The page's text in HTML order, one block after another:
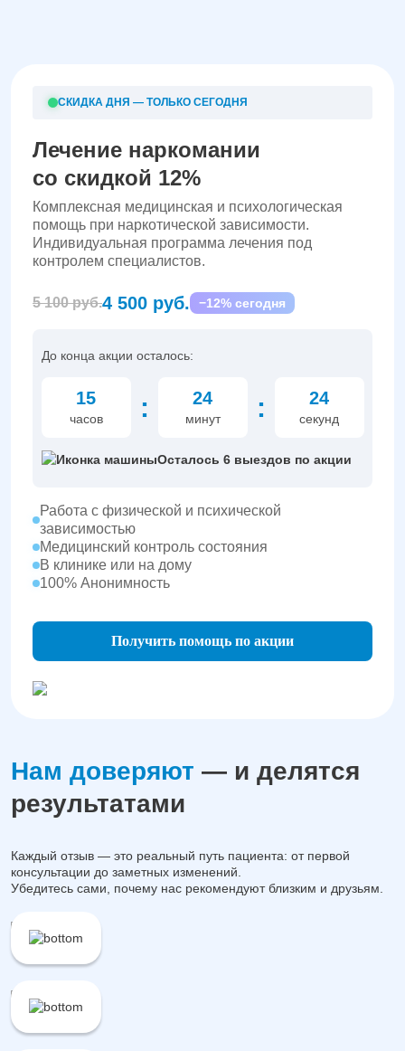
СКИДКА ДНЯ — ТОЛЬКО СЕГОДНЯ
Лечение наркомании
со скидкой 12%
Комплексная медицинская и психологическая
помощь при наркотической зависимости.
Индивидуальная программа лечения под
контролем специалистов.
5 100 руб.4 500 руб. −12% сегодня
До конца акции осталось:
15
часов : 24
минут : 23
секунд
Осталось 6 выездов по акции
Работа с физической и психической
зависимостью
Медицинский контроль состояния
В клинике или на дому
100% Анонимность
Получить помощь по акции
Нам доверяют — и делятся
результатами
Каждый отзыв — это реальный путь пациента: от первой
консультации до заметных изменений.
Убедитесь сами, почему нас рекомендуют близким и друзьям.